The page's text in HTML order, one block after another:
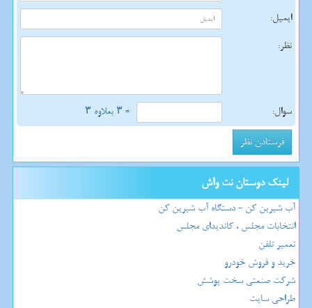
ایمیل:
نظر:
سوال: = ۳ بعلاوه ۳
لینک دوستان نت واش
آب شیرین کن - دستگاه آب شیرین کن
انتخابات مجلس ، کاندیدای مجلس
تعمیر تلفن
خرید و فروش خودرو
شرکت صنعتی سخت پوشش
طراحی سایت